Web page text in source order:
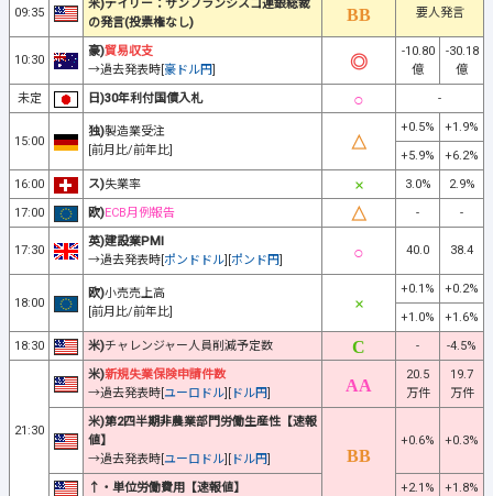
09:35
米)デイリー：サンフランシスコ連銀総裁
の発言(投票権なし)
要人発言
10:30
豪)貿易収支
→過去発表時[豪ドル円]
-10.80
億
-30.18
億
未定
日)30年利付国債入札 -
15:00
独)製造業受注
[前月比/前年比]
+0.5%
+1.9%
+5.9%
+6.2%
16:00
ス)失業率 3.0%
2.9%
17:00
欧)ECB月例報告 - -
17:30
英)建設業PMI
→過去発表時[ポンドドル][ポンド円]
40.0 38.4
18:00
欧)小売売上高
[前月比/前年比]
+0.1%
+0.2%
+1.0%
+1.6%
18:30
米)チャレンジャー人員削減予定数 - -4.5%
21:30
米)新規失業保険申請件数
→過去発表時[ユーロドル][ ドル円]
20.5
万件
19.7
万件
米)第2四半期非農業部門労働生産性【速報
値】
→過去発表時[ユーロドル][ ドル円]
+0.6% +0.3%
↑・単位労働費用【速報値】 +2.1% +1.8%